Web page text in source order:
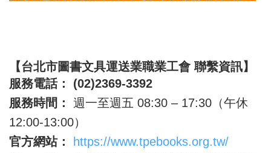
【台北市圖書文具運送業職業工會 聯繫資訊】
服務電話：
(02)2369-3392
服務時間：
週一至週五 08:30 – 17:30（午休
12:00-13:00）
官方網站：
https://www.tpebooks.org.tw/